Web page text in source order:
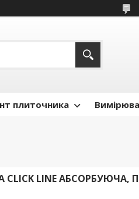
плиточника
LINE АБСОРБУЮЧА,